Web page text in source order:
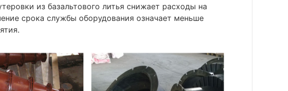
из базальтового литья снижает расходы на
срока службы оборудования означает меньше